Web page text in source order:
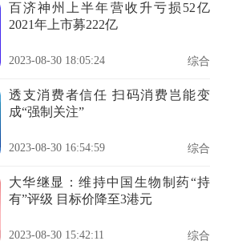
百济神州上半年营收升亏损52亿
2021年上市募222亿
2023-08-30 18:05:24 综合
透支消费者信任 扫码消费岂能变
成“强制关注”
2023-08-30 16:54:59 综合
大华继显：维持中国生物制药“持
有”评级 目标价降至3港元
2023-08-30 15:42:11 综合